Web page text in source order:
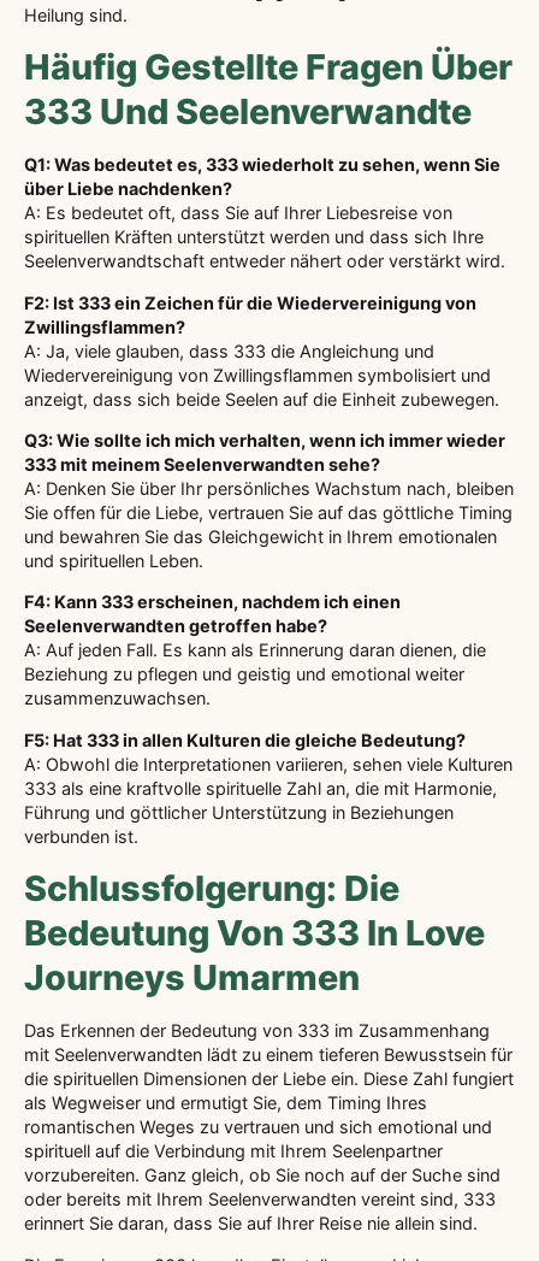
Heilung sind.
Häufig Gestellte Fragen Über
333 Und Seelenverwandte
Q1: Was bedeutet es, 333 wiederholt zu sehen, wenn Sie
über Liebe nachdenken?
A: Es bedeutet oft, dass Sie auf Ihrer Liebesreise von
spirituellen Kräften unterstützt werden und dass sich Ihre
Seelenverwandtschaft entweder nähert oder verstärkt wird.
F2: Ist 333 ein Zeichen für die Wiedervereinigung von
Zwillingsflammen?
A: Ja, viele glauben, dass 333 die Angleichung und
Wiedervereinigung von Zwillingsflammen symbolisiert und
anzeigt, dass sich beide Seelen auf die Einheit zubewegen.
Q3: Wie sollte ich mich verhalten, wenn ich immer wieder
333 mit meinem Seelenverwandten sehe?
A: Denken Sie über Ihr persönliches Wachstum nach, bleiben
Sie offen für die Liebe, vertrauen Sie auf das göttliche Timing
und bewahren Sie das Gleichgewicht in Ihrem emotionalen
und spirituellen Leben.
F4: Kann 333 erscheinen, nachdem ich einen
Seelenverwandten getroffen habe?
A: Auf jeden Fall. Es kann als Erinnerung daran dienen, die
Beziehung zu pflegen und geistig und emotional weiter
zusammenzuwachsen.
F5: Hat 333 in allen Kulturen die gleiche Bedeutung?
A: Obwohl die Interpretationen variieren, sehen viele Kulturen
333 als eine kraftvolle spirituelle Zahl an, die mit Harmonie,
Führung und göttlicher Unterstützung in Beziehungen
verbunden ist.
Schlussfolgerung: Die
Bedeutung Von 333 In Love
Journeys Umarmen
Das Erkennen der Bedeutung von 333 im Zusammenhang
mit Seelenverwandten lädt zu einem tieferen Bewusstsein für
die spirituellen Dimensionen der Liebe ein. Diese Zahl fungiert
als Wegweiser und ermutigt Sie, dem Timing Ihres
romantischen Weges zu vertrauen und sich emotional und
spirituell auf die Verbindung mit Ihrem Seelenpartner
vorzubereiten. Ganz gleich, ob Sie noch auf der Suche sind
oder bereits mit Ihrem Seelenverwandten vereint sind, 333
erinnert Sie daran, dass Sie auf Ihrer Reise nie allein sind.